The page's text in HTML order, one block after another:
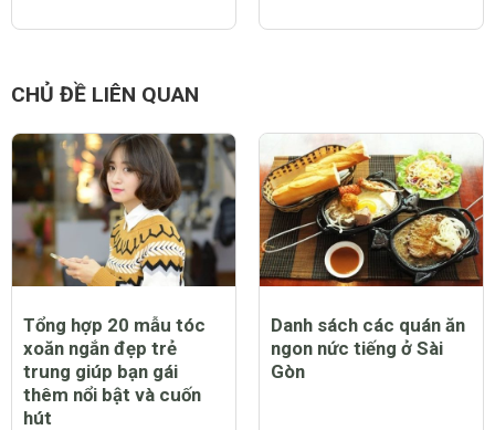
CHỦ ĐỀ LIÊN QUAN
Tổng hợp 20 mẫu tóc
xoăn ngắn đẹp trẻ
trung giúp bạn gái
thêm nổi bật và cuốn
hút
Danh sách các quán ăn
ngon nức tiếng ở Sài
Gòn